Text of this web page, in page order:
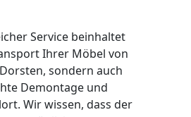
Service beinhaltet
Ihrer Möbel von
sondern auch
Demontage und
Wir wissen, dass der